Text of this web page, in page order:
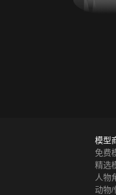
模型
免费
精选
人物
动物/